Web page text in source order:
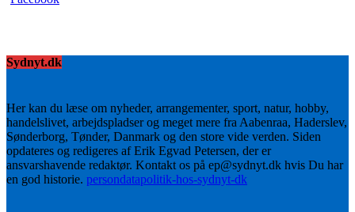
Sydnyt.dk
Her kan du læse om nyheder, arrangementer, sport, natur, hobby,
handelslivet, arbejdspladser og meget mere fra Aabenraa, Haderslev,
Sønderborg, Tønder, Danmark og den store vide verden. Siden
opdateres og redigeres af Erik Egvad Petersen, der er
ansvarshavende redaktør. Kontakt os på ep@sydnyt.dk hvis Du har
en god historie. persondatapolitik-hos-sydnyt-dk